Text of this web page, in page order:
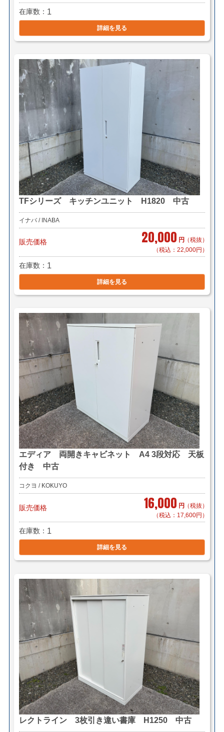
在庫数 1
詳細を見る
TFシリーズ キッチンユニット H1820 中古
イナバ / INABA
販売価格 20,000 円 （税抜）
（税込：22,000円）
在庫数 1
詳細を見る
エディア 両開きキャビネット A4 3段対応 天板
付き 中古
コクヨ / KOKUYO
販売価格 16,000 円 （税抜）
（税込：17,600円）
在庫数 1
詳細を見る
レクトライン 3枚引き違い書庫 H1250 中古